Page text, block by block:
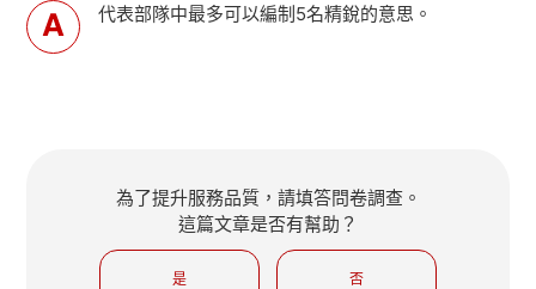
代表部隊中最多可以編制5名精銳的意思。
為了提升服務品質，請填答問卷調查。
這篇文章是否有幫助？
是 否